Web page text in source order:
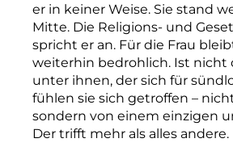
er in keiner Weise. Sie stand
Mitte. Die Religions- und
spricht er an. Für die Frau
weiterhin bedrohlich. Ist nicht
unter ihnen, der sich für
fühlen sie sich getroffen –
sondern von einem einzigen
Der trifft mehr als alles andere.